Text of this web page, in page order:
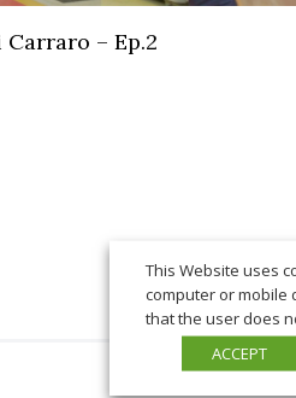
– Ep.2
This Website uses
computer or mobile
that the user does
ACCEPT